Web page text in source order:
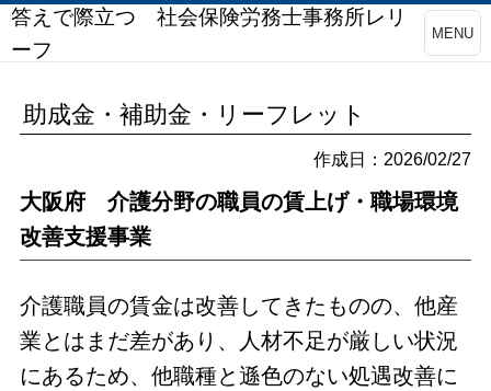
答えで際立つ 社会保険労務士事務所レリ
ーフ
MENU
助成金・補助金・リーフレット
作成日：2026/02/27
大阪府 介護分野の職員の賃上げ・職場環境
改善支援事業
介護職員の賃金は改善してきたものの、他産
業とはまだ差があり、人材不足が厳しい状況
にあるため、他職種と遜色のない処遇改善に